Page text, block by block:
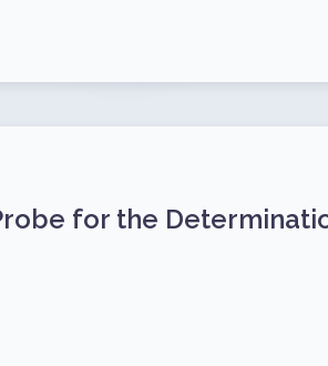
for the